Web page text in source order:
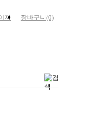
지 장바구니(0)